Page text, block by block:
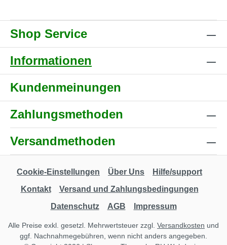
Shop Service
Informationen
Kundenmeinungen
Zahlungsmethoden
Versandmethoden
Cookie-Einstellungen Über Uns
Hilfe/support
Kontakt
Versand und Zahlungsbedingungen
Datenschutz
AGB Impressum
Alle Preise exkl. gesetzl. Mehrwertsteuer zzgl. Versandkosten und
ggf. Nachnahmegebühren, wenn nicht anders angegeben.